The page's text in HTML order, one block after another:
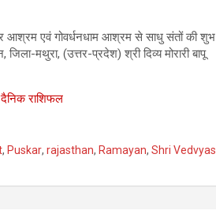
आश्रम एवं गोवर्धनधाम आश्रम से साधु संतों की शुभ
जिला-मथुरा, (उत्तर-प्रदेश) श्री दिव्य मोरारी बापू
दैनिक राशिफल
, Puskar, rajasthan, Ramayan, Shri Vedvyas